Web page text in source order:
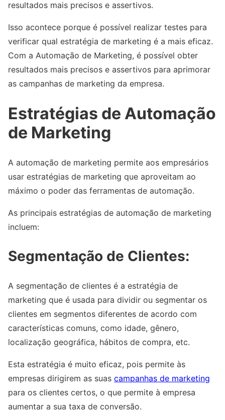
resultados mais precisos e assertivos.
Isso acontece porque é possível realizar testes para
verificar qual estratégia de marketing é a mais eficaz.
Com a Automação de Marketing, é possível obter
resultados mais precisos e assertivos para aprimorar
as campanhas de marketing da empresa.
Estratégias de Automação
de Marketing
A automação de marketing permite aos empresários
usar estratégias de marketing que aproveitam ao
máximo o poder das ferramentas de automação.
As principais estratégias de automação de marketing
incluem:
Segmentação de Clientes:
A segmentação de clientes é a estratégia de
marketing que é usada para dividir ou segmentar os
clientes em segmentos diferentes de acordo com
características comuns, como idade, gênero,
localização geográfica, hábitos de compra, etc.
Esta estratégia é muito eficaz, pois permite às
empresas dirigirem as suas campanhas de marketing
para os clientes certos, o que permite à empresa
aumentar a sua taxa de conversão.